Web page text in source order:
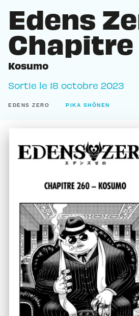
Edens
Chapitre
Kosumo
Sortie le 18 octobre 2023
EDENS ZERO PIKA SHÔNEN